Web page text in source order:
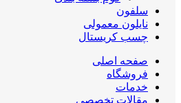
سلفون
نایلون معمولی
چسب کریستال
صفحه اصلی
فروشگاه
خدمات
مقالات تخصصی